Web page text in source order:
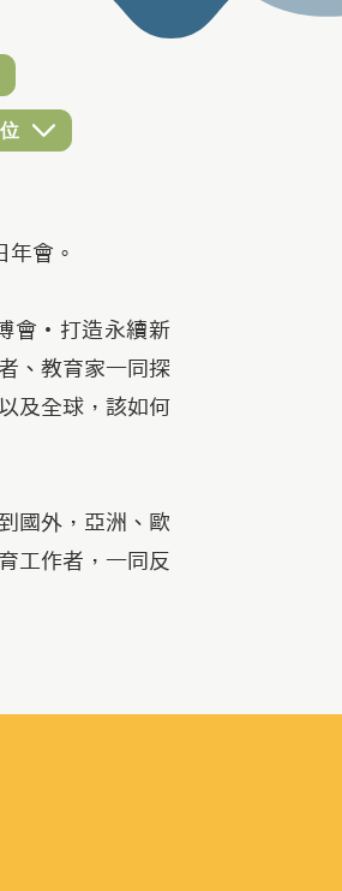
年會。
會・打造永續新
、教育家一同探
及全球，該如何
國外，亞洲、歐
工作者，一同反